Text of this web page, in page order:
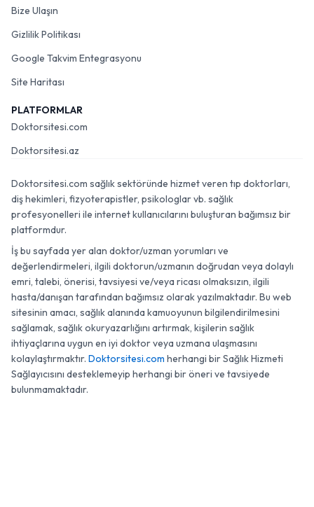
Bize Ulaşın
Gizlilik Politikası
Google Takvim Entegrasyonu
Site Haritası
PLATFORMLAR
Doktorsitesi.com
Doktorsitesi.az
Doktorsitesi.com sağlık sektöründe hizmet veren tıp doktorları,
diş hekimleri, fizyoterapistler, psikologlar vb. sağlık
profesyonelleri ile internet kullanıcılarını buluşturan bağımsız bir
platformdur.
İş bu sayfada yer alan doktor/uzman yorumları ve
değerlendirmeleri, ilgili doktorun/uzmanın doğrudan veya dolaylı
emri, talebi, önerisi, tavsiyesi ve/veya ricası olmaksızın, ilgili
hasta/danışan tarafından bağımsız olarak yazılmaktadır. Bu web
sitesinin amacı, sağlık alanında kamuoyunun bilgilendirilmesini
sağlamak, sağlık okuryazarlığını artırmak, kişilerin sağlık
ihtiyaçlarına uygun en iyi doktor veya uzmana ulaşmasını
kolaylaştırmaktır. Doktorsitesi.com herhangi bir Sağlık Hizmeti
Sağlayıcısını desteklemeyip herhangi bir öneri ve tavsiyede
bulunmamaktadır.